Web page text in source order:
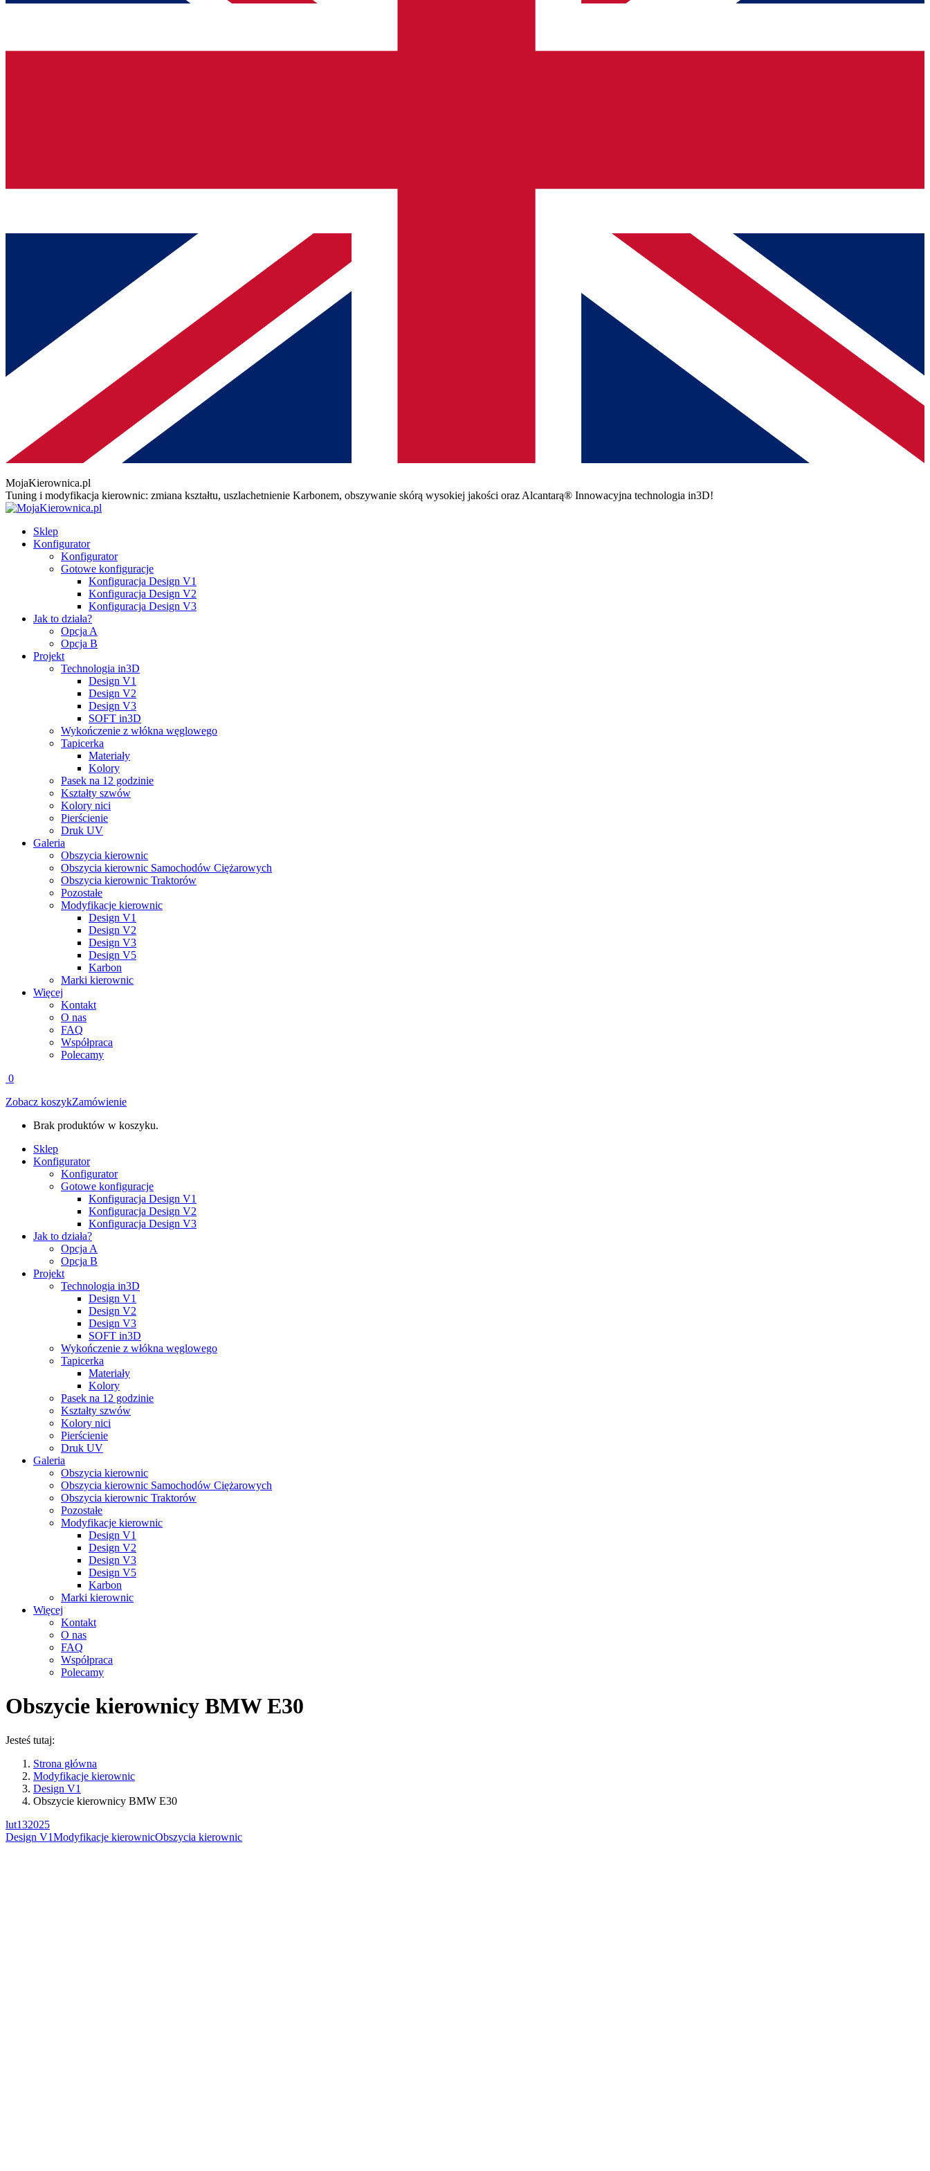
MojaKierownica.pl
Tuning i modyfikacja kierownic: zmiana kształtu, uszlachetnienie Karbonem, obszywanie skórą wysokiej jakości oraz Alcantarą® Innowacyjna technologia in3D!
Sklep
Konfigurator
Konfigurator
Gotowe konfiguracje
Konfiguracja Design V1
Konfiguracja Design V2
Konfiguracja Design V3
Jak to działa?
Opcja A
Opcja B
Projekt
Technologia in3D
Design V1
Design V2
Design V3
SOFT in3D
Wykończenie z włókna węglowego
Tapicerka
Materiały
Kolory
Pasek na 12 godzinie
Kształty szwów
Kolory nici
Pierścienie
Druk UV
Galeria
Obszycia kierownic
Obszycia kierownic Samochodów Ciężarowych
Obszycia kierownic Traktorów
Pozostałe
Modyfikacje kierownic
Design V1
Design V2
Design V3
Design V5
Karbon
Marki kierownic
Więcej
Kontakt
O nas
FAQ
Współpraca
Polecamy
0
Zobacz koszykZamówienie
Brak produktów w koszyku.
Sklep
Konfigurator
Konfigurator
Gotowe konfiguracje
Konfiguracja Design V1
Konfiguracja Design V2
Konfiguracja Design V3
Jak to działa?
Opcja A
Opcja B
Projekt
Technologia in3D
Design V1
Design V2
Design V3
SOFT in3D
Wykończenie z włókna węglowego
Tapicerka
Materiały
Kolory
Pasek na 12 godzinie
Kształty szwów
Kolory nici
Pierścienie
Druk UV
Galeria
Obszycia kierownic
Obszycia kierownic Samochodów Ciężarowych
Obszycia kierownic Traktorów
Pozostałe
Modyfikacje kierownic
Design V1
Design V2
Design V3
Design V5
Karbon
Marki kierownic
Więcej
Kontakt
O nas
FAQ
Współpraca
Polecamy
Obszycie kierownicy BMW E30
Jesteś tutaj:
Strona główna
Modyfikacje kierownic
Design V1
Obszycie kierownicy BMW E30
lut132025
Design V1Modyfikacje kierownicObszycia kierownic